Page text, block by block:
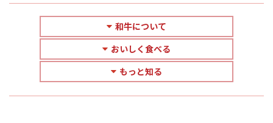
和牛について
おいしく食べる
もっと知る